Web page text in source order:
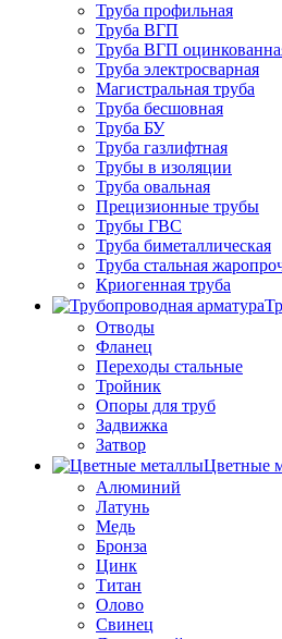
Труба профильная
Труба ВГП
Труба ВГП
Труба электросварная
Магистральная труба
Труба бесшовная
Труба БУ
Труба газлифтная
Трубы в изоляции
Труба овальная
Прецизионные трубы
Трубы ГВС
Труба биметаллическая
Труба стальная
Криогенная труба
Отводы
Фланец
Переходы стальные
Тройник
Опоры для труб
Задвижка
Затвор
Цветные
Алюминий
Латунь
Медь
Бронза
Цинк
Титан
Олово
Свинец